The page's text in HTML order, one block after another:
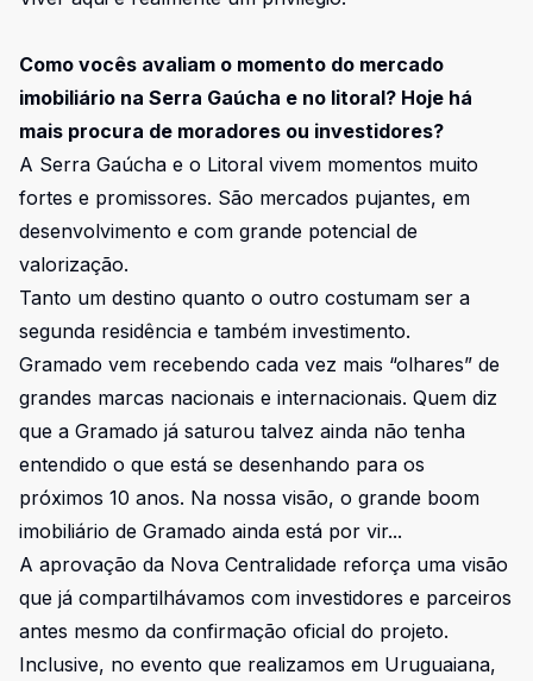
Como vocês avaliam o momento do mercado
imobiliário na Serra Gaúcha e no litoral? Hoje há
mais procura de moradores ou investidores?
A Serra Gaúcha e o Litoral vivem momentos muito
fortes e promissores. São mercados pujantes, em
desenvolvimento e com grande potencial de
valorização.
Tanto um destino quanto o outro costumam ser a
segunda residência e também investimento.
Gramado vem recebendo cada vez mais “olhares” de
grandes marcas nacionais e internacionais. Quem diz
que a Gramado já saturou talvez ainda não tenha
entendido o que está se desenhando para os
próximos 10 anos. Na nossa visão, o grande boom
imobiliário de Gramado ainda está por vir...
A aprovação da Nova Centralidade reforça uma visão
que já compartilhávamos com investidores e parceiros
antes mesmo da confirmação oficial do projeto.
Inclusive, no evento que realizamos em Uruguaiana,